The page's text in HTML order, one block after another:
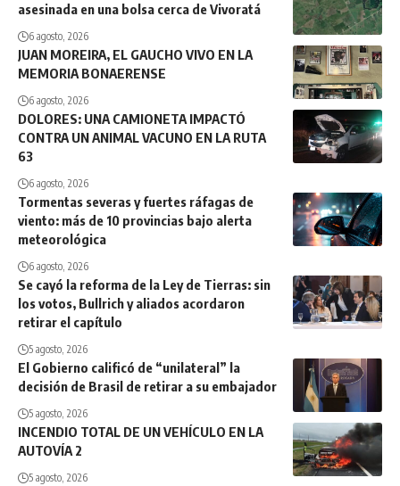
asesinada en una bolsa cerca de Vivoratá
6 agosto, 2026
JUAN MOREIRA, EL GAUCHO VIVO EN LA
MEMORIA BONAERENSE
6 agosto, 2026
DOLORES: UNA CAMIONETA IMPACTÓ
CONTRA UN ANIMAL VACUNO EN LA RUTA
63
6 agosto, 2026
Tormentas severas y fuertes ráfagas de
viento: más de 10 provincias bajo alerta
meteorológica
6 agosto, 2026
Se cayó la reforma de la Ley de Tierras: sin
los votos, Bullrich y aliados acordaron
retirar el capítulo
5 agosto, 2026
El Gobierno calificó de “unilateral” la
decisión de Brasil de retirar a su embajador
5 agosto, 2026
INCENDIO TOTAL DE UN VEHÍCULO EN LA
AUTOVÍA 2
5 agosto, 2026